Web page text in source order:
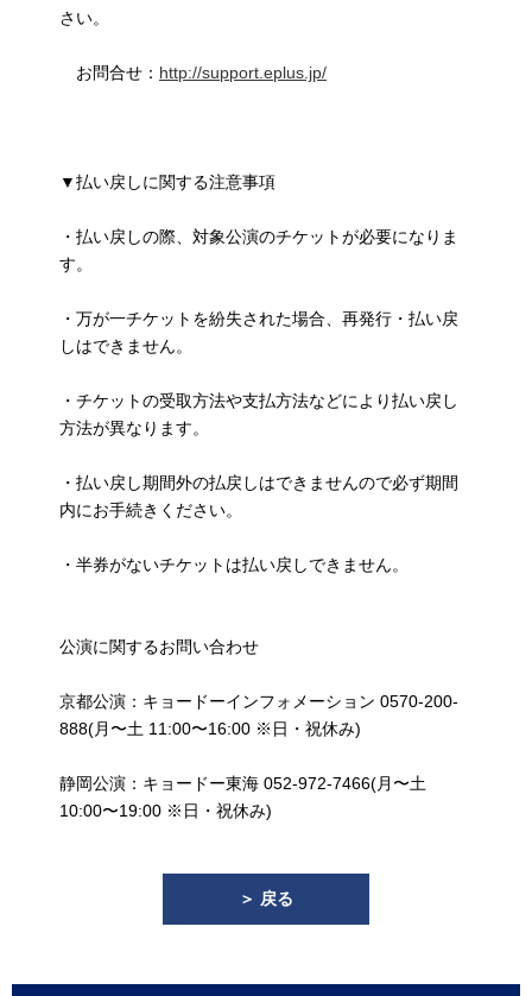
さい。
お問合せ： http://support.eplus.jp/
▼払い戻しに関する注意事項
・払い戻しの際、対象公演のチケットが必要になりま
す。
・万が一チケットを紛失された場合、再発行・払い戻
しはできません。
・チケットの受取方法や支払方法などにより払い戻し
方法が異なります。
・払い戻し期間外の払戻しはできませんので必ず期間
内にお手続きください。
・半券がないチケットは払い戻しできません。
公演に関するお問い合わせ
京都公演：キョードーインフォメーション 0570-200-
888(月〜土 11:00〜16:00 ※日・祝休み)
静岡公演：キョードー東海 052-972-7466(月〜土
10:00〜19:00 ※日・祝休み)
＞ 戻る